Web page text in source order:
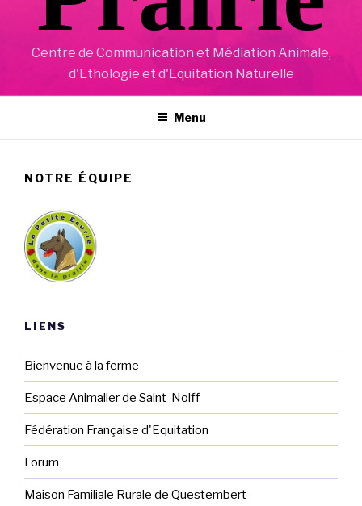
Centre de Communication et Médiation Animale,
d'Ethologie et d'Equitation Naturelle
Menu
NOTRE ÉQUIPE
LIENS
Bienvenue à la ferme
Espace Animalier de Saint-Nolff
Fédération Française d'Equitation
Forum
Maison Familiale Rurale de Questembert